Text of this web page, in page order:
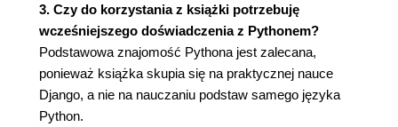
Utworzenie formularza na podstawie modelu
60
Obsługa klasy ModelForm w widoku 60
Dodanie komentarzy do szablonu
szczegółów posta 62
3. Czy do korzystania z książki potrzebuję
wcześniejszego doświadczenia z Pythonem?
Podstawowa znajomość Pythona jest zalecana,
ponieważ książka skupia się na praktycznej nauce
Django, a nie na nauczaniu podstaw samego języka
Python.